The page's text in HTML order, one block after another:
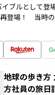
ブルとして登
登場！ 当時
地球の歩き方
方社員の旅日